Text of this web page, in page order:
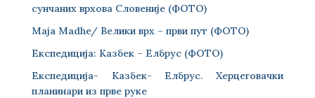
сунчаних врхова Словеније (ФОТО)
Maja Madhe/ Велики врх – први пут (ФОТО)
Експедиција: Казбек – Елбрус (ФОТО)
Експедиција- Казбек- Елбрус. Херцеговачки
планинари из прве руке